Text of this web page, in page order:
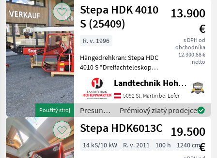
HDC
40.75ES
HDK
5010ES
HDK
7012
MARKETPLACE
Marketplace
Nabídky
prodejců
Inzeráty
S
/ Stepa
Použitý stroj
Stepa HDK 4010
S (25409)
13.900
€
s DPH od
obchodníka
12.300,88 €
netto
R. v. 1996
Hängedrehkran: Stepa HDC
4010 S *Dreifachteleskop
Reichweite 9, 90m
*Spurbreite 2, 50m
*Endlosschwenkwerk
*Schoppeinrichtung /
Greiferhochstellung
*Greifzange Nachst
Landtechnik Hohenwarter GmbH
5092 St. Martin bei Lofer
Presun
materiálu
/ Stepa
Prémiový zlatý prodejce
Stepa HDK6013C
19.500
€
14 kS/10 kW R. v. 2011 100 h 1240 cm